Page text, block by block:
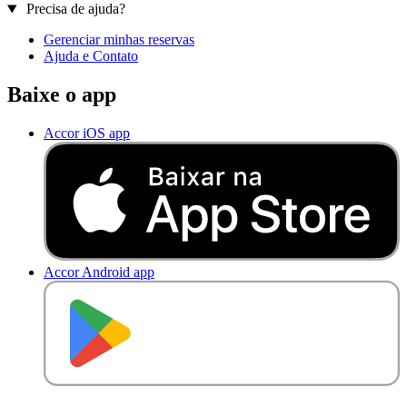
Precisa de ajuda?
Gerenciar minhas reservas
Ajuda e Contato
Baixe o app
Accor iOS app
Accor Android app